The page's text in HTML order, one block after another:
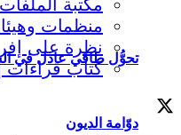
تحوُّل طاقي عادل في
دوّامة الديون
مكتبة الملفات
منظمات
نظرة على
كتاب قراءات